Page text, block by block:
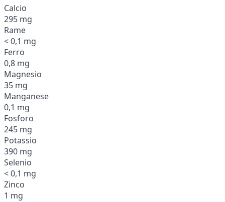
Calcio
295 mg
Rame
< 0,1 mg
Ferro
0,8 mg
Magnesio
35 mg
Manganese
0,1 mg
Fosforo
245 mg
Potassio
390 mg
Selenio
< 0,1 mg
Zinco
1 mg